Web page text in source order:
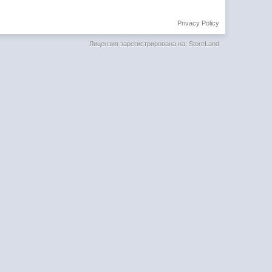
Privacy Policy
Лицензия зарегистрирована на: StoreLand